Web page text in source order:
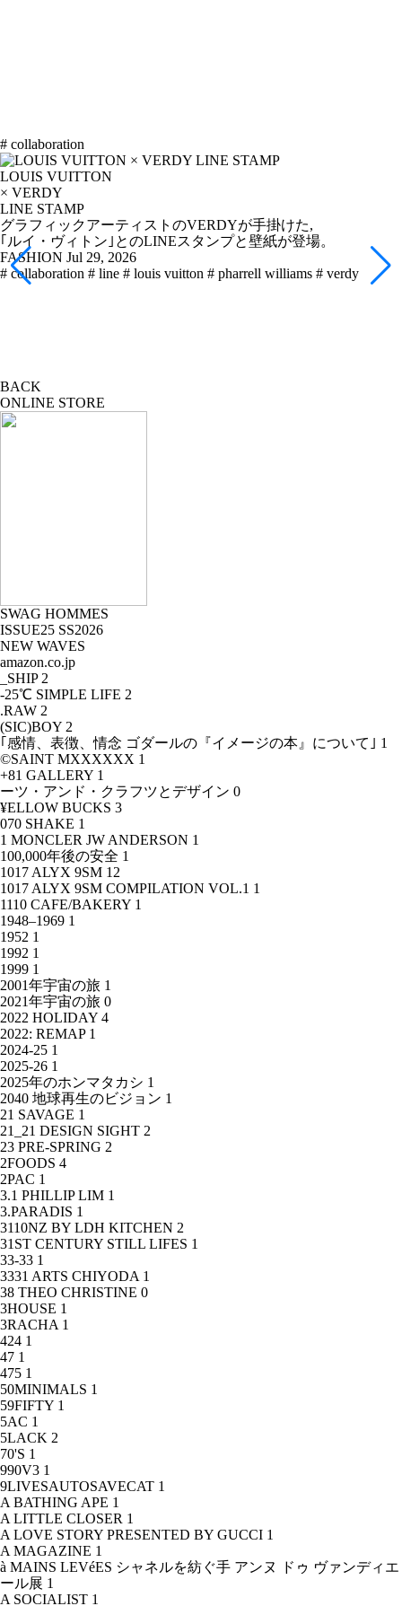
# collaboration
LOUIS VUITTON
× VERDY
LINE STAMP
グラフィックアーティストのVERDYが手掛けた,
｢ルイ・ヴィトン｣とのLINEスタンプと壁紙が登場。
FASHION Jul 29, 2026
# collaboration # line # louis vuitton # pharrell williams # verdy
BACK
ONLINE STORE
SWAG HOMMES
ISSUE25 SS2026
NEW WAVES
amazon.co.jp
_SHIP 2
-25℃ SIMPLE LIFE 2
.RAW 2
(SIC)BOY 2
｢感情、表徴、情念 ゴダールの『イメージの本』について｣ 1
©SAINT MXXXXXX 1
+81 GALLERY 1
ーツ・アンド・クラフツとデザイン 0
¥ELLOW BUCKS 3
070 SHAKE 1
1 MONCLER JW ANDERSON 1
100,000年後の安全 1
1017 ALYX 9SM 12
1017 ALYX 9SM COMPILATION VOL.1 1
1110 CAFE/BAKERY 1
1948–1969 1
1952 1
1992 1
1999 1
2001年宇宙の旅 1
2021年宇宙の旅 0
2022 HOLIDAY 4
2022: REMAP 1
2024-25 1
2025-26 1
2025年のホンマタカシ 1
2040 地球再生のビジョン 1
21 SAVAGE 1
21_21 DESIGN SIGHT 2
23 PRE-SPRING 2
2FOODS 4
2PAC 1
3.1 PHILLIP LIM 1
3.PARADIS 1
3110NZ BY LDH KITCHEN 2
31ST CENTURY STILL LIFES 1
33-33 1
3331 ARTS CHIYODA 1
38 THEO CHRISTINE 0
3HOUSE 1
3RACHA 1
424 1
47 1
475 1
50MINIMALS 1
59FIFTY 1
5AC 1
5LACK 2
70'S 1
990V3 1
9LIVESAUTOSAVECAT 1
A BATHING APE 1
A LITTLE CLOSER 1
A LOVE STORY PRESENTED BY GUCCI 1
A MAGAZINE 1
à MAINS LEVéES シャネルを紡ぐ手 アンヌ ドゥ ヴァンディエ
ール展 1
A SOCIALIST 1